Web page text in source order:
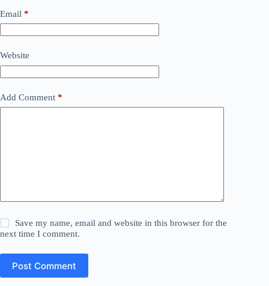
Email *
Website
Add Comment *
Save my name, email and website in this browser for the
next time I comment.
Post Comment